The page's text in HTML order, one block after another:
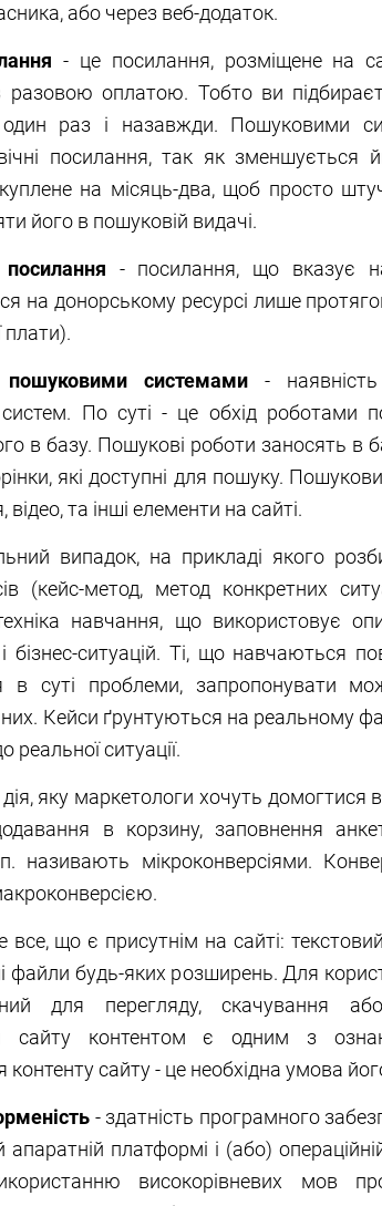
або через веб-додаток.
- це посилання, розміщене на
разовою оплатою. Тобто ви
один раз і назавжди. Пошуковими
посилання, так як зменшується
на місяць-два, щоб просто
його в пошуковій видачі.
- посилання, що вказує
на донорському ресурсі лише
плати).
пошуковими системами -
По суті - це обхід роботами
в базу. Пошукові роботи заносять в
які доступні для пошуку.
та інші елементи на сайті.
випадок, на прикладі якого
(кейс-метод, метод конкретних
навчання, що використовує
бізнес-ситуацій. Ті, що навчаються
в суті проблеми, запропонувати
Кейси ґрунтуються на реальному
реальної ситуації.
яку маркетологи хочуть домогтися
в корзину, заповнення
називають мікроконверсіями.
все, що є присутнім на сайті:
файли будь-яких розширень. Для
для перегляду, скачування
сайту контентом є одним з ознак
контенту сайту - це необхідна умова
- здатність програмного
апаратній платформі і (або)
високорівневих мов